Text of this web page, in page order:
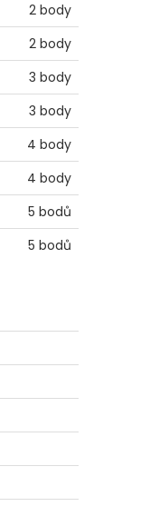
2 body
2 body
3 body
3 body
4 body
4 body
5 bodů
5 bodů